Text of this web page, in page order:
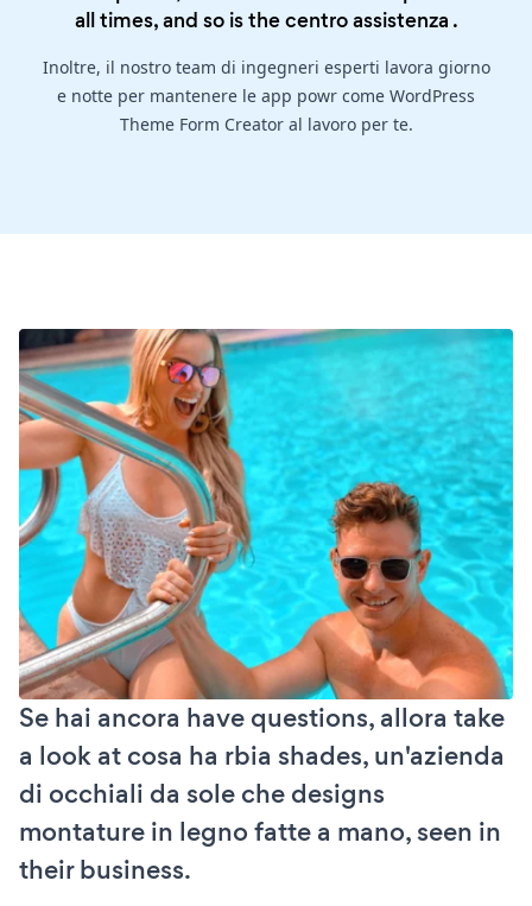
all times, and so is thecentro assistenza .
Inoltre, il nostro team di ingegneri esperti lavora giorno
e notte per mantenere le app powr come WordPress
Theme Form Creator al lavoro per te.
Se hai ancora have questions, allora take
a look at cosa ha rbia shades, un'azienda
di occhiali da sole che designs
montature in legno fatte a mano, seen in
their business.